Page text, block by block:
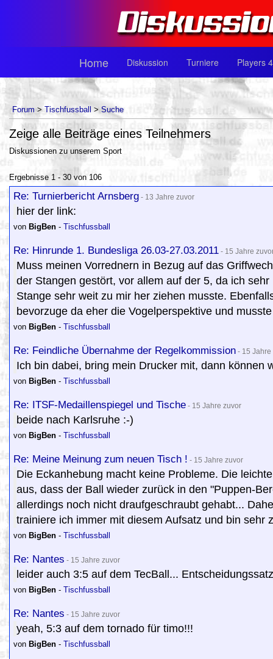
Home Diskussion Turniere Players
Forum > Tischfussball > Suche
Zeige alle Beiträge eines Teilnehmers
Diskussionen zu unserem Sport
Ergebnisse 1 - 30 von 106
Re: Turnierbericht Arnsberg - 13 Jahre zuvor
hier der link:
von BigBen - Tischfussball
Re: Hinrunde 1. Bundesliga 26.03-27.03.2011 - 15 Jahre
Muss meinen Vorrednern in Bezug auf das
der Stangen gestört, vor allem auf der 5, da ich
Stange sehr weit zu mir her ziehen musste.
bevorzuge da eher die Vogelperspektive und
von BigBen - Tischfussball
Re: Feindliche Übernahme der Regelkommission - 15 Jahre
Ich bin dabei, bring mein Drucker mit, dann können
von BigBen - Tischfussball
Re: ITSF-Medaillenspiegel und Tische - 15 Jahre zuvor
beide nach Karlsruhe :-)
von BigBen - Tischfussball
Re: Meine Meinung zum neuen Tisch ! - 15 Jahre zuvor
Die Eckanhebung macht keine Probleme. Die
aus, dass der Ball wieder zurück in den "Puppen-
allerdings noch nicht draufgeschraubt gehabt...
trainiere ich immer mit diesem Aufsatz und bin sehr
von BigBen - Tischfussball
Re: Nantes - 15 Jahre zuvor
leider auch 3:5 auf dem TecBall... Entscheidungssatz
von BigBen - Tischfussball
Re: Nantes - 15 Jahre zuvor
yeah, 5:3 auf dem tornado für timo!!!
von BigBen - Tischfussball